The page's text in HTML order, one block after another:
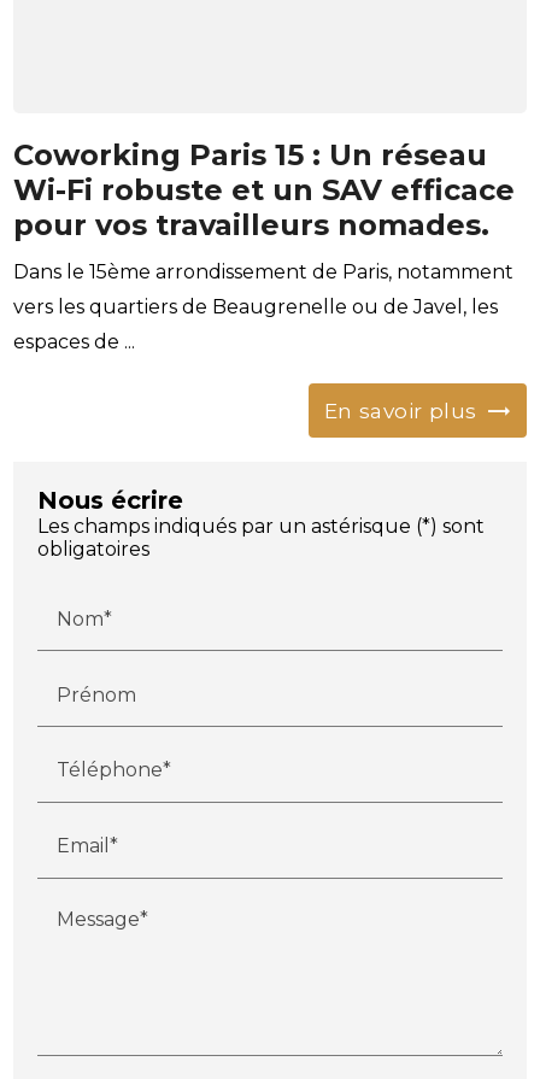
Coworking Paris 15 : Un réseau
Wi-Fi robuste et un SAV efficace
pour vos travailleurs nomades.
Dans le 15ème arrondissement de Paris, notamment
vers les quartiers de Beaugrenelle ou de Javel, les
espaces de ...
En savoir plus
Nous écrire
Les champs indiqués par un astérisque (*) sont
obligatoires
Nom*
Prénom
Téléphone*
Email*
Message*